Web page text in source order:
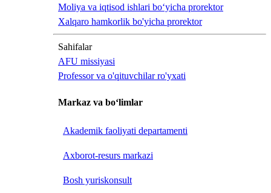
Moliya va iqtisod ishlari bo‘yicha prorektor
Xalqaro hamkorlik bo'yicha prorektor
Sahifalar
AFU missiyasi
Professor va o'qituvchilar ro'yxati
Markaz va bo‘limlar
Akademik faoliyati departamenti
Axborot-resurs markazi
Bosh yuriskonsult